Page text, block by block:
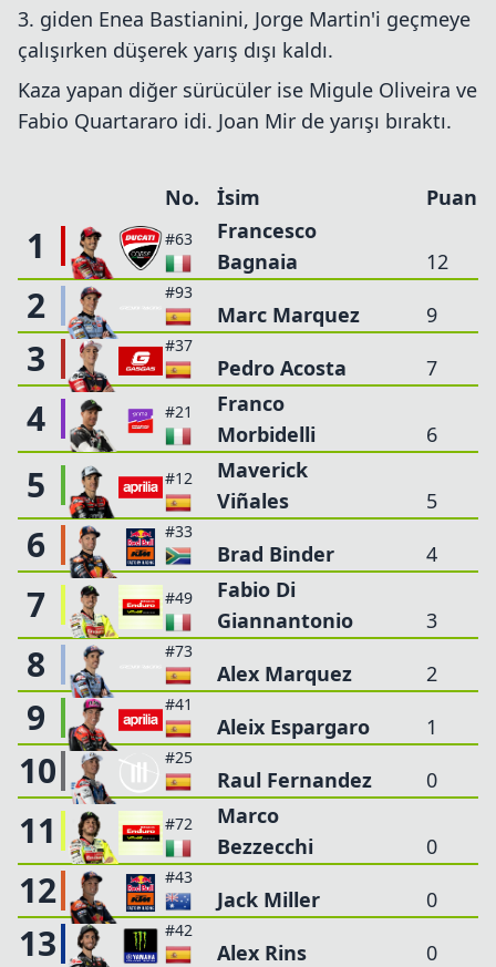
3. giden Enea Bastianini, Jorge Martin'i geçmeye
çalışırken düşerek yarış dışı kaldı.
Kaza yapan diğer sürücüler ise Migule Oliveira ve
Fabio Quartararo idi. Joan Mir de yarışı bıraktı.
No. İsim Puan
1 #63
Francesco
Bagnaia
12
2 #93
Marc Marquez 9
3 #37
Pedro Acosta 7
4 #21
Franco
Morbidelli
6
5 #12
Maverick
Viñales
5
6 #33
Brad Binder 4
7 #49
Fabio Di
Giannantonio
3
8 #73
Alex Marquez 2
9 #41
Aleix Espargaro 1
10 #25
Raul Fernandez 0
11 #72
Marco
Bezzecchi
0
12 #43
Jack Miller 0
13 #42
Alex Rins 0